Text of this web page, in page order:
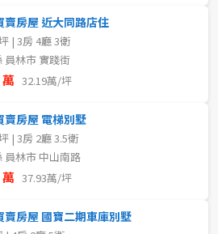
賣房屋 近大同路店住
| 3房 4廳 3衛
員林市 實踐街
32.19萬/坪
賣房屋 電梯別墅
| 3房 2廳 3.5衛
員林市 中山南路
37.93萬/坪
賣房屋 國寶二期車庫別墅